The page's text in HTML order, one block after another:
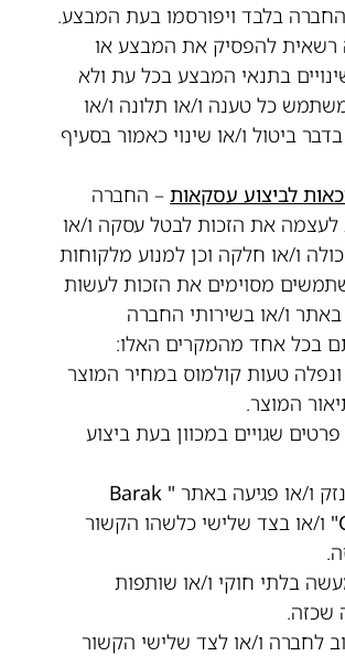
החברה בלבד ויפורסמו בעת המבצע.
רשאית להפסיק את המבצע או
בתנאי המבצע בכל עת ולא
כל טענה ו/או תלונה ו/או
ביטול ו/או שינוי כאמור בסעיף
לביצוע עסקאות– החברה
את הזכות לבטל עסקה ו/או
ו/או חלקה וכן למנוע מלקוחות
מסוימים את הזכות לעשות
ו/או בשירותי החברה
בכל אחד מהמקרים האלו:
טעות קולמוס במחיר המוצר
המוצר.
שגויים במכוון בעת ביצוע
ו/או פגיעה באתר "
Barak
" ו/או בצד שלישי כלשהו הקשור
בלתי חוקי ו/או שותפות
שכזה.
לחברה ו/או לצד שלישי הקשור